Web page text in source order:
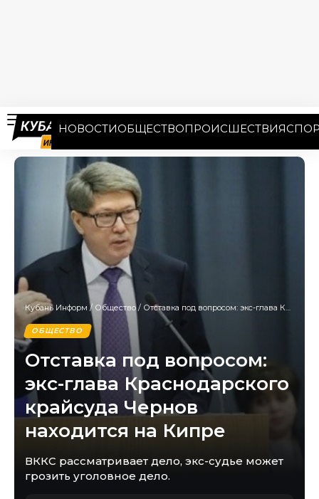
НОВОСТИОБЩЕСТВОПРОИСШЕСТВИЯ
Кубань Информ / Общество/ Отставка под вопросом: экс-глава Краснодарского крайсуда Чернов находится на Кипре
ОБЩЕСТВО
Отставка под вопросом:
экс-глава Краснодарского
крайсуда Чернов
находится на Кипре
ВККС рассматривает дело, экс-судье может
грозить уголовное дело.